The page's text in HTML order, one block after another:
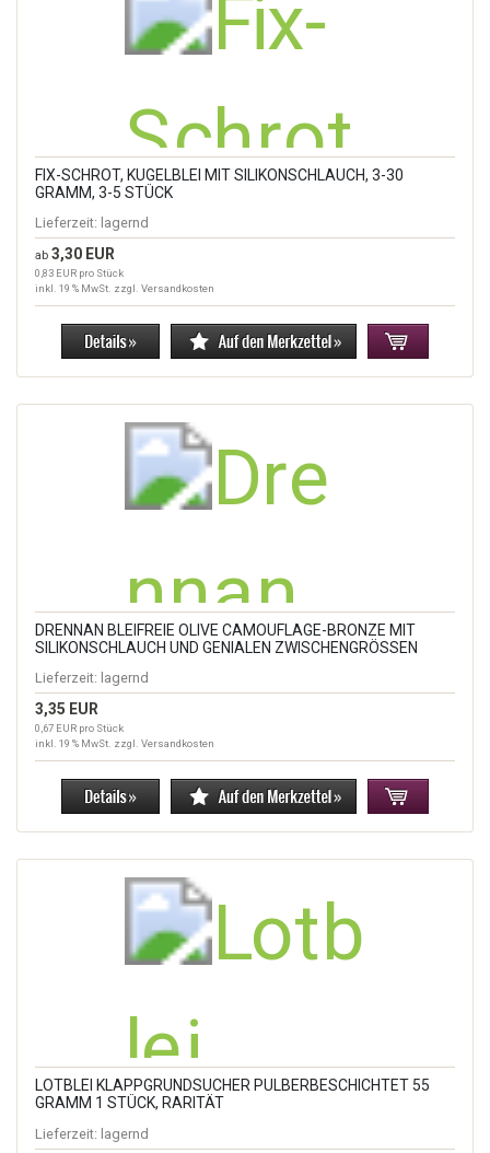
FIX-SCHROT, KUGELBLEI MIT SILIKONSCHLAUCH, 3-30
GRAMM, 3-5 STÜCK
Lieferzeit: lagernd
ab 3,30 EUR
0,83 EUR pro Stück
inkl. 19 % MwSt. zzgl. Versandkosten
DRENNAN BLEIFREIE OLIVE CAMOUFLAGE-BRONZE MIT
SILIKONSCHLAUCH UND GENIALEN ZWISCHENGRÖSSEN
Lieferzeit: lagernd
3,35 EUR
0,67 EUR pro Stück
inkl. 19 % MwSt. zzgl. Versandkosten
LOTBLEI KLAPPGRUNDSUCHER PULBERBESCHICHTET 55
GRAMM 1 STÜCK, RARITÄT
Lieferzeit: lagernd